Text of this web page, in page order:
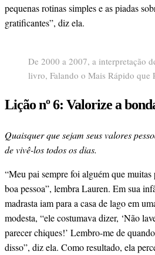
pequenas rotinas simples e as piadas
gratificantes”, diz ela.
De 2000 a 2007, a interpretação
livro, Falando o Mais Rápido que
Lição nº 6: Valorize a
Quaisquer que sejam seus valores
de vivê-los todos os dias.
“Meu pai sempre foi alguém que muitas
boa pessoa”, lembra Lauren. Em sua
madrasta iam para a casa de lago em
modesta, “ele costumava dizer, ‘Não
parecer chiques!’ Lembro-me de
disso”, diz ela. Como resultado, ela